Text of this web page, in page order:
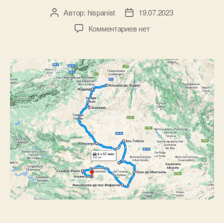
и
А
р
з
а
п
и
с
и
Автор: hispanist
Д
т
з
а
п
и
с
и
19.07.2023
Комментариевк
п
и
с
и
Д
о
р
ó
г
о
й
о
нет